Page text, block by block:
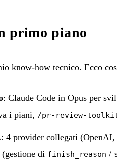
primo piano
know-how tecnico. Ecco
: Claude Code in Opus per
i piani, /pr-review-
: 4 provider collegati
di finish_reason /